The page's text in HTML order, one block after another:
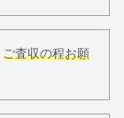
ご査収の程お願